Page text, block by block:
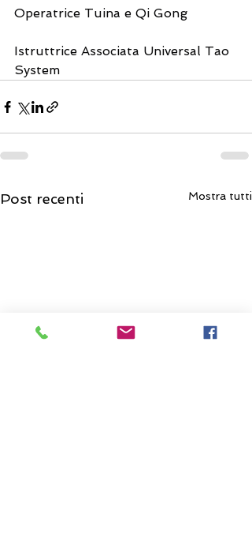
Operatrice Tuina e Qi Gong
Istruttrice Associata Universal Tao
System
Post recenti Mostra tutti